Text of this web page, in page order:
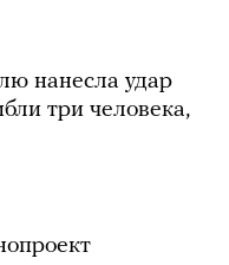
нанесла удар
три человека,